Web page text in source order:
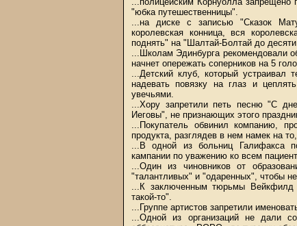
"юбка путешественницы".
...на диске с записью "Сказок
королевская конница, вся
поднять" на "Шалтай-Болтай до
...Школам Эдинбурга рекомендовали
начнет опережать соперников на 5
...Детский клуб, который устраивал
надевать повязку на глаз и
увечьями.
...Хору запретили петь песню "С
Иеговы", не признающих этого
...Покупатель обвинил компанию,
продукта, разглядев в нем намек на
...В одной из больниц Галифакса
кампании по уважению ко всем
...Один из чиновников от
"талантливых" и "одаренных", чтобы
...К заключенным тюрьмы
такой-то".
...Группе артистов запретили
...Одной из организаций не дали